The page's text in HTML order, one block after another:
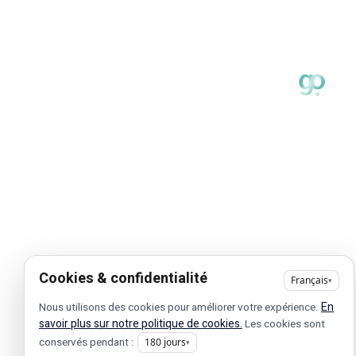
Cookies & confidentialité Français▾
Nous utilisons des cookies pour améliorer votre expérience. En
savoir plus sur notre politique de cookies. Les cookies sont
conservés pendant :
180 jours▾